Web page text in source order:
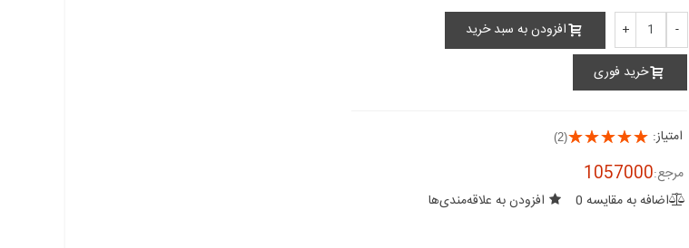
-
+
افزودن به سبد خرید
خرید فوری
امتیاز: (2)
مرجع:1057000
اضافه به مقایسه 0 افزودن به علاقه‌مندی‌ها